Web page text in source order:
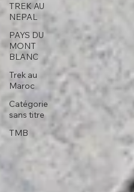
TREK AU
NEPAL
PAYS DU
MONT
BLANC
Trek au
Maroc
Catégorie
sans titre
TMB